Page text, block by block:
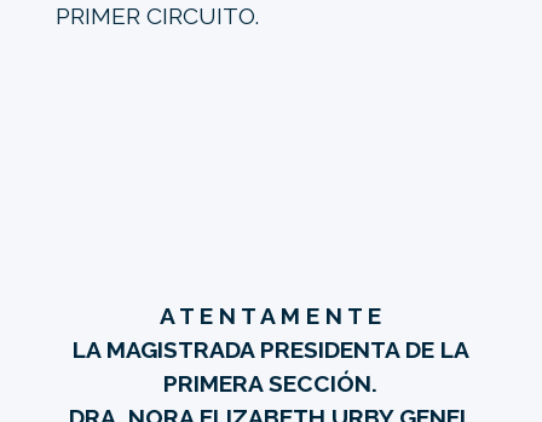
PRIMER CIRCUITO.
A T E N T A M E N T E
LA MAGISTRADA PRESIDENTA DE LA
PRIMERA SECCIÓN.